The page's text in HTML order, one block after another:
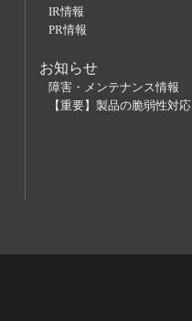
IR情報
PR情報
お知らせ
障害・メンテナンス情報
【重要】製品の脆弱性対応